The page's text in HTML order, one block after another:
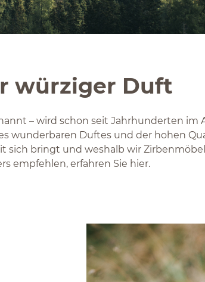
würziger Duft
– wird schon seit Jahrhunderten im
wunderbaren Duftes und der hohen
sich bringt und weshalb wir
empfehlen, erfahren Sie hier.